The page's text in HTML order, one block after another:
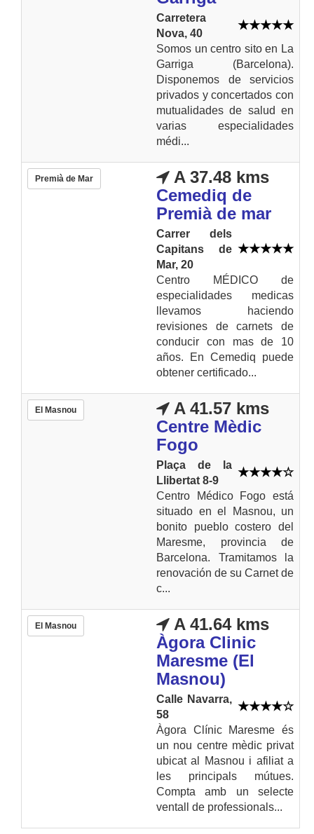
Carretera
Nova, 40
Somos un centro sito en La
Garriga (Barcelona).
Disponemos de servicios
privados y concertados con
mutualidades de salud en
varias especialidades
médi...
Premià de Mar
A 37.48 kms
Cemediq de
Premià de mar
Carrer dels
Capitans de
Mar, 20
Centro MÉDICO de
especialidades medicas
llevamos haciendo
revisiones de carnets de
conducir con mas de 10
años. En Cemediq puede
obtener certificado...
El Masnou
A 41.57 kms
Centre Mèdic
Fogo
Plaça de la
Llibertat 8-9
Centro Médico Fogo está
situado en el Masnou, un
bonito pueblo costero del
Maresme, provincia de
Barcelona. Tramitamos la
renovación de su Carnet de
c...
El Masnou
A 41.64 kms
Àgora Clinic
Maresme (El
Masnou)
Calle Navarra,
58
Àgora Clínic Maresme és
un nou centre mèdic privat
ubicat al Masnou i afiliat a
les principals mútues.
Compta amb un selecte
ventall de professionals...